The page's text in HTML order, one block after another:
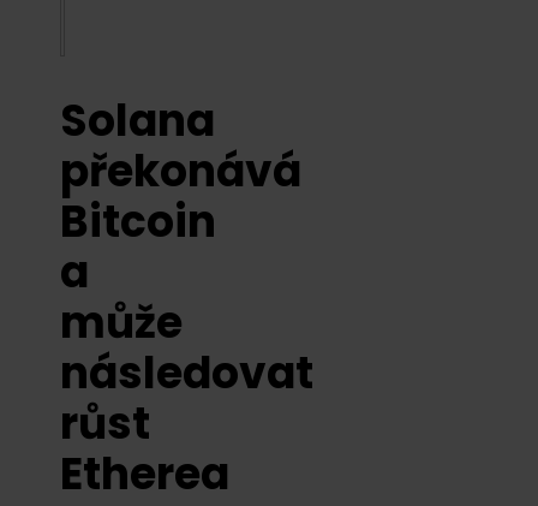
Solana
překonává
Bitcoin
a
může
následovat
růst
Etherea